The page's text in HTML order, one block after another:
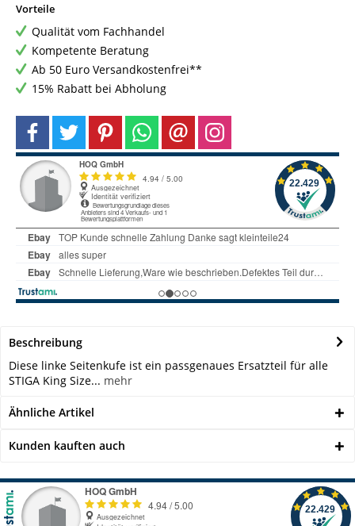
Vorteile
Qualität vom Fachhandel
Kompetente Beratung
Ab 50 Euro Versandkostenfrei**
15% Rabatt bei Abholung
Beschreibung
Diese linke Seitenkufe ist ein passgenaues Ersatzteil für alle
STIGA King Size... mehr
Ähnliche Artikel
Kunden kauften auch